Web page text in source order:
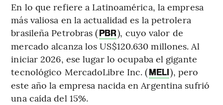
En lo que refiere a Latinoamérica, la empresa
más valiosa en la actualidad es la petrolera
brasileña Petrobras (PBR), cuyo valor de
mercado alcanza los US$120.630 millones. Al
iniciar 2026, ese lugar lo ocupaba el gigante
tecnológico MercadoLibre Inc. (MELI), pero
este año la empresa nacida en Argentina sufrió
una caída del 15%.